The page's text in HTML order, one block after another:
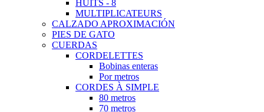
HUITS - 8
MULTIPLICATEURS
CALZADO APROXIMACIÓN
PIES DE GATO
CUERDAS
CORDELETTES
Bobinas enteras
Por metros
CORDES À SIMPLE
80 metros
70 metros